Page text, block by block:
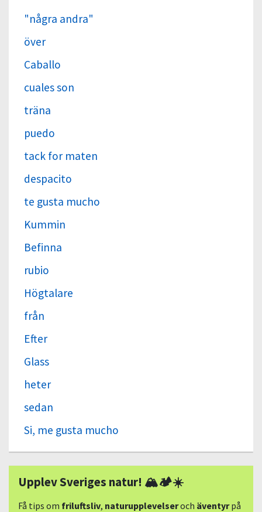
"några andra"
över
Caballo
cuales son
träna
puedo
tack for maten
despacito
te gusta mucho
Kummin
Befinna
rubio
Högtalare
från
Efter
Glass
heter
sedan
Si, me gusta mucho
Upplev Sveriges natur! 🏔🏕☀️
Få tips om friluftsliv, naturupplevelseroch äventyrpå